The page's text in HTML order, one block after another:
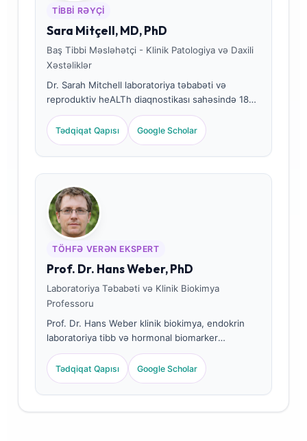
TIBBI RƏYÇI
Sara Mitçell, MD, PhD
Baş Tibbi Məsləhətçi - Klinik Patologiya və Daxili
Xəstəliklər
Dr. Sarah Mitchell laboratoriya təbabəti və
reproduktiv heALTh diaqnostikası sahəsində 18
ildən çox təcrübəyə malik sertifikatlı klinik
patoloqdur. O, klinik kimya üzrə xüsusi ALT
sertifikatlarına malikdir və klinik praktikada
hormonal biomarker panelləri və ginekoloji
laboratoriya analizləri mövzusunda geniş nəşrlər
edib.
Tədqiqat Qapısı Google Scholar
TÖHFƏ VERƏN EKSPERT
Prof. Dr. Hans Weber, PhD
Laboratoriya Təbabəti və Klinik Biokimya
Professoru
Prof. Dr. Hans Weber klinik biokimya, endokrin
laboratoriya tibb və hormonal biomarker
tədqiqatları sahəsində 30+ illik təcrübəyə
malikdir. Almaniya Klinik Kimya Cəmiyyətinin
keçmiş prezidenti olan o, reproduktiv endokrin
panellər, qalxanabənzər vəz funksiyasının analizi
və qadınların HeALTh biomarker
Tədqiqat Qapısı Google Scholar